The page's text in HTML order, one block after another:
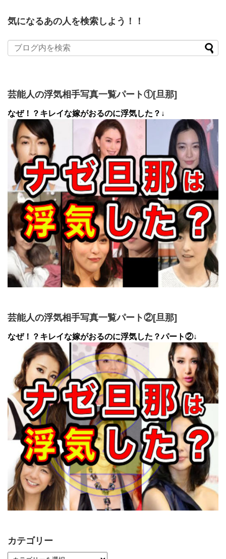
気になるあの人を検索しよう！！
芸能人の浮気相手写真一覧パート①[旦那]
なぜ！？キレイな嫁がおるのに浮気した？↓
芸能人の浮気相手写真一覧パート②[旦那]
なぜ！？キレイな嫁がおるのに浮気した？パート②↓
カテゴリー